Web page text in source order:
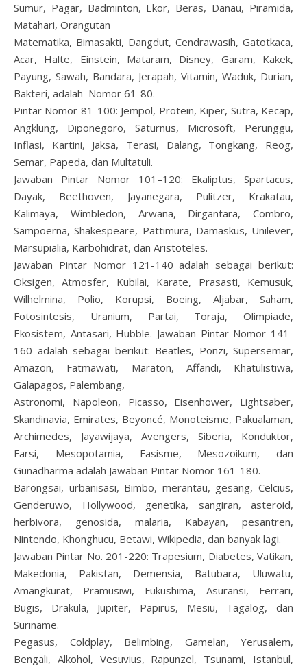
Sumur, Pagar, Badminton, Ekor, Beras, Danau, Piramida,
Matahari, Orangutan
Matematika, Bimasakti, Dangdut, Cendrawasih, Gatotkaca,
Acar, Halte, Einstein, Mataram, Disney, Garam, Kakek,
Payung, Sawah, Bandara, Jerapah, Vitamin, Waduk, Durian,
Bakteri, adalah Nomor 61-80.
Pintar Nomor 81-100: Jempol, Protein, Kiper, Sutra, Kecap,
Angklung, Diponegoro, Saturnus, Microsoft, Perunggu,
Inflasi, Kartini, Jaksa, Terasi, Dalang, Tongkang, Reog,
Semar, Papeda, dan Multatuli.
Jawaban Pintar Nomor 101–120: Ekaliptus, Spartacus,
Dayak, Beethoven, Jayanegara, Pulitzer, Krakatau,
Kalimaya, Wimbledon, Arwana, Dirgantara, Combro,
Sampoerna, Shakespeare, Pattimura, Damaskus, Unilever,
Marsupialia, Karbohidrat, dan Aristoteles.
Jawaban Pintar Nomor 121-140 adalah sebagai berikut:
Oksigen, Atmosfer, Kubilai, Karate, Prasasti, Kemusuk,
Wilhelmina, Polio, Korupsi, Boeing, Aljabar, Saham,
Fotosintesis, Uranium, Partai, Toraja, Olimpiade,
Ekosistem, Antasari, Hubble. Jawaban Pintar Nomor 141-
160 adalah sebagai berikut: Beatles, Ponzi, Supersemar,
Amazon, Fatmawati, Maraton, Affandi, Khatulistiwa,
Galapagos, Palembang,
Astronomi, Napoleon, Picasso, Eisenhower, Lightsaber,
Skandinavia, Emirates, Beyoncé, Monoteisme, Pakualaman,
Archimedes, Jayawijaya, Avengers, Siberia, Konduktor,
Farsi, Mesopotamia, Fasisme, Mesozoikum, dan
Gunadharma adalah Jawaban Pintar Nomor 161-180.
Barongsai, urbanisasi, Bimbo, merantau, gesang, Celcius,
Genderuwo, Hollywood, genetika, sangiran, asteroid,
herbivora, genosida, malaria, Kabayan, pesantren,
Nintendo, Khonghucu, Betawi, Wikipedia, dan banyak lagi.
Jawaban Pintar No. 201-220: Trapesium, Diabetes, Vatikan,
Makedonia, Pakistan, Demensia, Batubara, Uluwatu,
Amangkurat, Pramusiwi, Fukushima, Asuransi, Ferrari,
Bugis, Drakula, Jupiter, Papirus, Mesiu, Tagalog, dan
Suriname.
Pegasus, Coldplay, Belimbing, Gamelan, Yerusalem,
Bengali, Alkohol, Vesuvius, Rapunzel, Tsunami, Istanbul,